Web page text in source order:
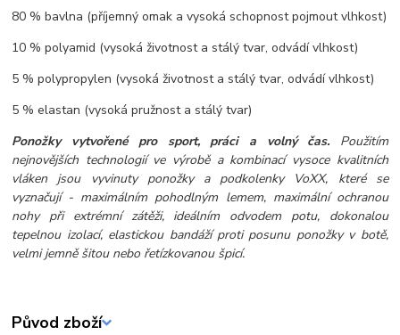
80 % bavlna (příjemný omak a vysoká schopnost pojmout vlhkost)
10 % polyamid (vysoká životnost a stálý tvar, odvádí vlhkost)
5 % polypropylen (vysoká životnost a stálý tvar, odvádí vlhkost)
5 % elastan (vysoká pružnost a stálý tvar)
Ponožky vytvořené pro sport, práci a volný čas. Použitím
nejnovějších technologií ve výrobě a kombinací vysoce kvalitních
vláken jsou vyvinuty ponožky a podkolenky VoXX, které se
vyznačují - maximálním pohodlným lemem, maximální ochranou
nohy při extrémní zátěži, ideálním odvodem potu, dokonalou
tepelnou izolací, elastickou bandáží proti posunu ponožky v botě,
velmi jemně šitou nebo řetízkovanou špicí.
Původ zboží